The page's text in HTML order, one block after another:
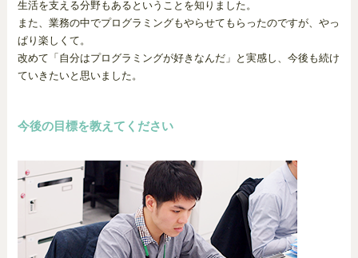
生活を支える分野もあるということを知りました。
また、業務の中でプログラミングもやらせてもらったのですが、やっ
ぱり楽しくて。
改めて「自分はプログラミングが好きなんだ」と実感し、今後も続け
ていきたいと思いました。
今後の目標を教えてください